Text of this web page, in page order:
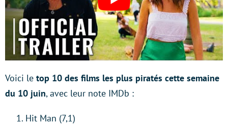
Voici le top 10 des films les plus piratés cette semaine
du 10 juin, avec leur note IMDb :
Hit Man (7,1)